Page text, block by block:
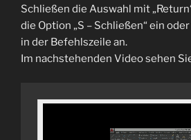
Schließen die Auswahl mit
die Option „S – Schließen“ ein
in der Befehlszeile an.
Im nachstehenden Video sehen